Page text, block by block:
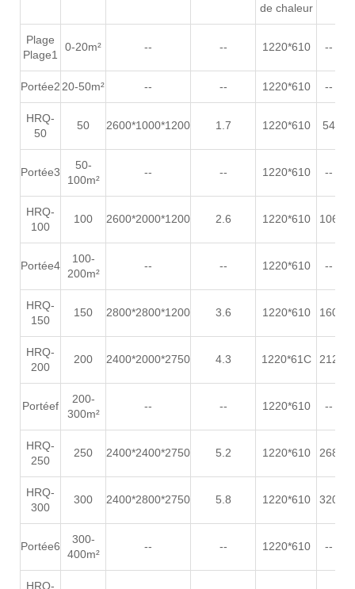
de chaleur
Plage
Plage1
0-20m² -- -- 1220*610 --
Portée2 20-50m² -- -- 1220*610 --
HRQ-
50
50 2600*1000*1200 1.7 1220*610 54
Portée3
50-
100m²
-- -- 1220*610 --
HRQ-
100
100 2600*2000*1200 2.6 1220*610 106
Portée4
100-
200m²
-- -- 1220*610 --
HRQ-
150
150 2800*2800*1200 3.6 1220*610 160
HRQ-
200
200 2400*2000*2750 4.3 1220*61C 212
Portéef
200-
300m²
-- -- 1220*610 --
HRQ-
250
250 2400*2400*2750 5.2 1220*610 268
HRQ-
300
300 2400*2800*2750 5.8 1220*610 320
Portée6
300-
400m²
-- -- 1220*610 --
HRQ-